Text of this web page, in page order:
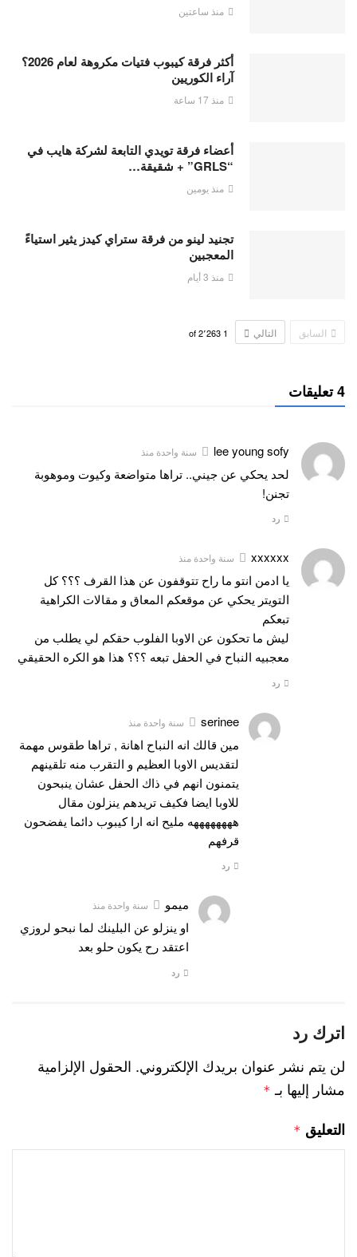
منذ ساعتين
أكثر فرقة كيبوب فتيات مكروهة لعام 2026؟
آراء الكوريين
منذ 17 ساعة
أعضاء فرقة تويدي التابعة لشركة هايب في
“GRLS” + شقيقة…
منذ يومين
تجنيد لينو من فرقة ستراي كيدز يثير استياءً
المعجبين
منذ 3 أيام
السابق التالي 1 2٬263
4 تعليقات
lee young sofy سنة واحدة منذ
لحد يحكي عن جيني.. تراها متواضعة وكيوت وموهوبة
تجنن!
رد
xxxxxx سنة واحدة منذ
يا ادمن انتو ما راح تتوقفون عن هذا القرف ؟؟؟ كل
التويتر يحكي عن موقعكم المعاق و مقالات الكراهية
تبعكم
ليش ما تحكون عن الاوبا الفلوب حقكم لي يطلب من
معجبيه النباح في الحفل تبعه ؟؟؟ هذا هو الكره الحقيقي
رد
serinee سنة واحدة منذ
مين قالك انه النباح اهانة , تراها طقوس مهمة
لتقديس الاوبا العظيم و التقرب منه تلقينهم
يتمنون انهم في ذاك الحفل عشان ينبحون
للاوبا ايضا فكيف تريدهم ينزلون مقال
ههههههههه مليح انه ارا كيبوب دائما يفضحون
قرفهم
رد
ميمو سنة واحدة منذ
او ينزلو عن البلينك لما نبحو لروزي
اعتقد رح يكون حلو بعد
رد
اترك رد
لن يتم نشر عنوان بريدك الإلكتروني. الحقول الإلزامية
مشار إليها بـ *
التعليق *